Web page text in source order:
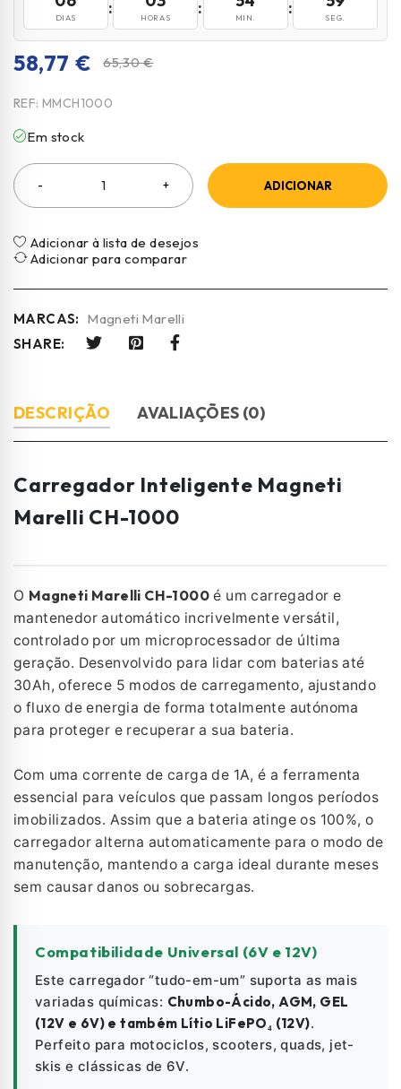
DIAS
:
HORAS
:
MIN.
:
SEG.
65,30€
58,77 €
REF: MMCH1000
Em stock
ADICIONAR
Adicionar à lista de desejos
Adicionar para comparar
MARCAS: Magneti Marelli
SHARE:
DESCRIÇÃO AVALIAÇÕES (0)
Carregador Inteligente Magneti
Marelli CH-1000
O Magneti Marelli CH-1000 é um carregador e
mantenedor automático incrivelmente versátil,
controlado por um microprocessador de última
geração. Desenvolvido para lidar com baterias até
30Ah, oferece 5 modos de carregamento, ajustando
o fluxo de energia de forma totalmente autónoma
para proteger e recuperar a sua bateria.
Com uma corrente de carga de 1A, é a ferramenta
essencial para veículos que passam longos períodos
imobilizados. Assim que a bateria atinge os 100%, o
carregador alterna automaticamente para o modo de
manutenção, mantendo a carga ideal durante meses
sem causar danos ou sobrecargas.
Compatibilidade Universal (6V e 12V)
Este carregador “tudo-em-um” suporta as mais
variadas químicas: Chumbo-Ácido, AGM, GEL
(12V e 6V) e também Lítio LiFePO₄ (12V).
Perfeito para motociclos, scooters, quads, jet-
skis e clássicas de 6V.